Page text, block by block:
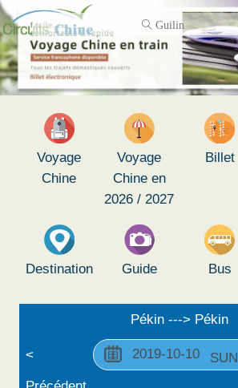
Voyage
Chine
Voyage
Chine en
2026 / 2027
Billet
Destination Guide Bus
Pékin ---> Pékin
<
SUN